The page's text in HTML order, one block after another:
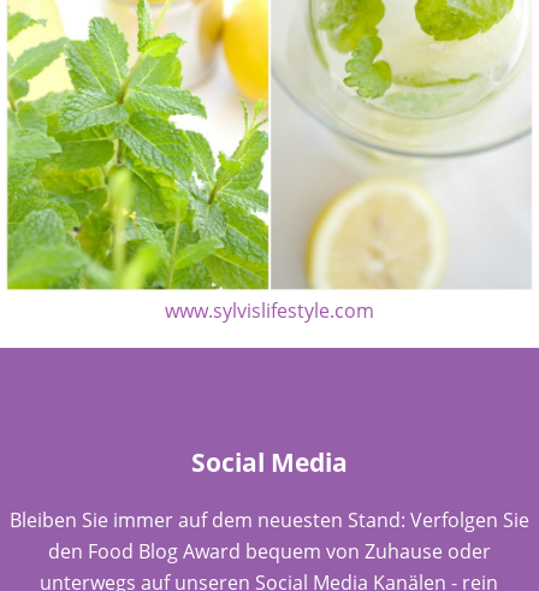
www.sylvislifestyle.com
Social Media
Bleiben Sie immer auf dem neuesten Stand: Verfolgen Sie
den Food Blog Award bequem von Zuhause oder
unterwegs auf unseren Social Media Kanälen - rein